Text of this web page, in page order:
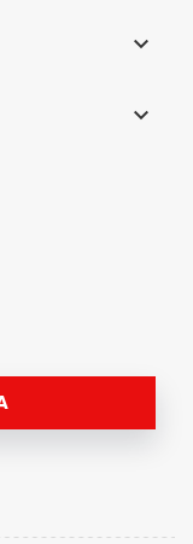
keyboard_arrow_down
keyboard_arrow_down